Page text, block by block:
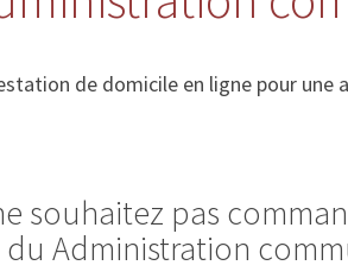
de domicile en ligne pour une
souhaitez pas
du Administration